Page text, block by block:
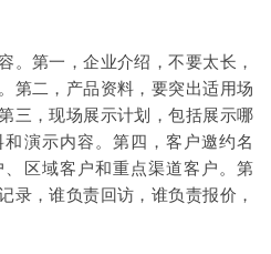
。第一，企业介绍，不要太长，
第二，产品资料，要突出适用场
三，现场展示计划，包括展示哪
演示内容。第四，客户邀约名
区域客户和重点渠道客户。第
录，谁负责回访，谁负责报价，